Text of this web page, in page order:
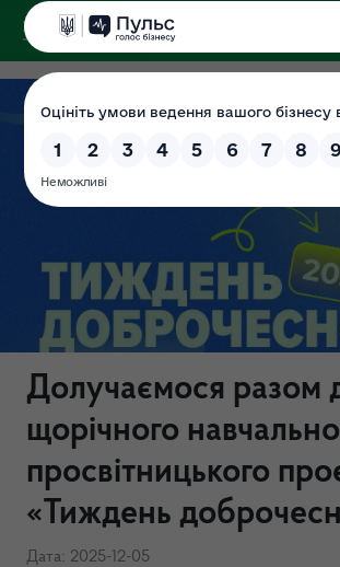
ДЕРЖЕКОІНСПЕКЦІЯ
Центрального округу
Долучаємося разом
щорічного
просвітницького
«Тиждень
Дата: 2025-12-05